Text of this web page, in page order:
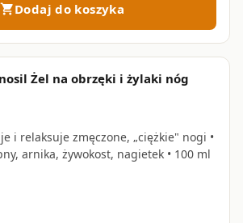
shopping_cartDodaj do koszyka
Żel na obrzęki i żylaki nóg
i relaksuje zmęczone, „ciężkie" nogi •
arnika, żywokost, nagietek • 100 ml